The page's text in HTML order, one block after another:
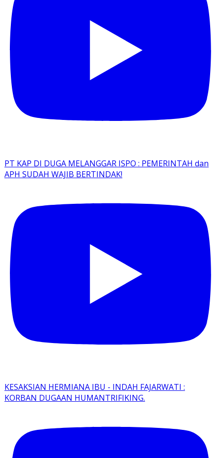
PT KAP DI DUGA MELANGGAR ISPO : PEMERINTAH dan
APH SUDAH WAJIB BERTINDAK!
KESAKSIAN HERMIANA IBU - INDAH FAJARWATI :
KORBAN DUGAAN HUMANTRIFIKING.